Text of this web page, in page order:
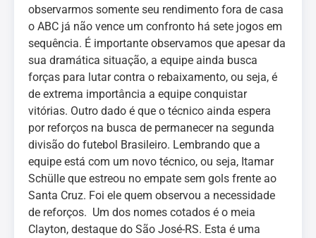
observarmos somente seu rendimento fora de casa
o ABC já não vence um confronto há sete jogos em
sequência. É importante observamos que apesar da
sua dramática situação, a equipe ainda busca
forças para lutar contra o rebaixamento, ou seja, é
de extrema importância a equipe conquistar
vitórias. Outro dado é que o técnico ainda espera
por reforços na busca de permanecer na segunda
divisão do futebol Brasileiro. Lembrando que a
equipe está com um novo técnico, ou seja, Itamar
Schülle que estreou no empate sem gols frente ao
Santa Cruz. Foi ele quem observou a necessidade
de reforços. Um dos nomes cotados é o meia
Clayton, destaque do São José-RS. Esta é uma